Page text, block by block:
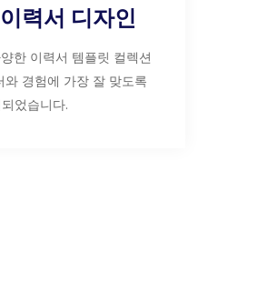
력서 디자인
한 이력서 템플릿 컬렉션
와 경험에 가장 잘 맞도록
었습니다.